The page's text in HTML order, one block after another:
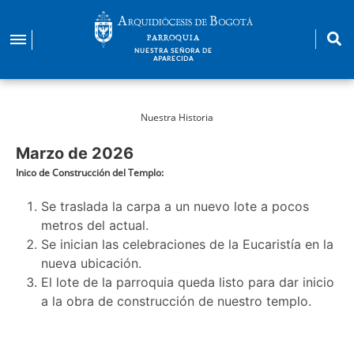
contenido
PARROQUIA
NUESTRA SEÑORA DE
APARECIDA
Nuestra Historia
Marzo de 2026
Inico de Construcción del Templo:
Se traslada la carpa a un nuevo lote a pocos
metros del actual.
Se inician las celebraciones de la Eucaristía en la
nueva ubicación.
El lote de la parroquia queda listo para dar inicio
a la obra de construcción de nuestro templo.